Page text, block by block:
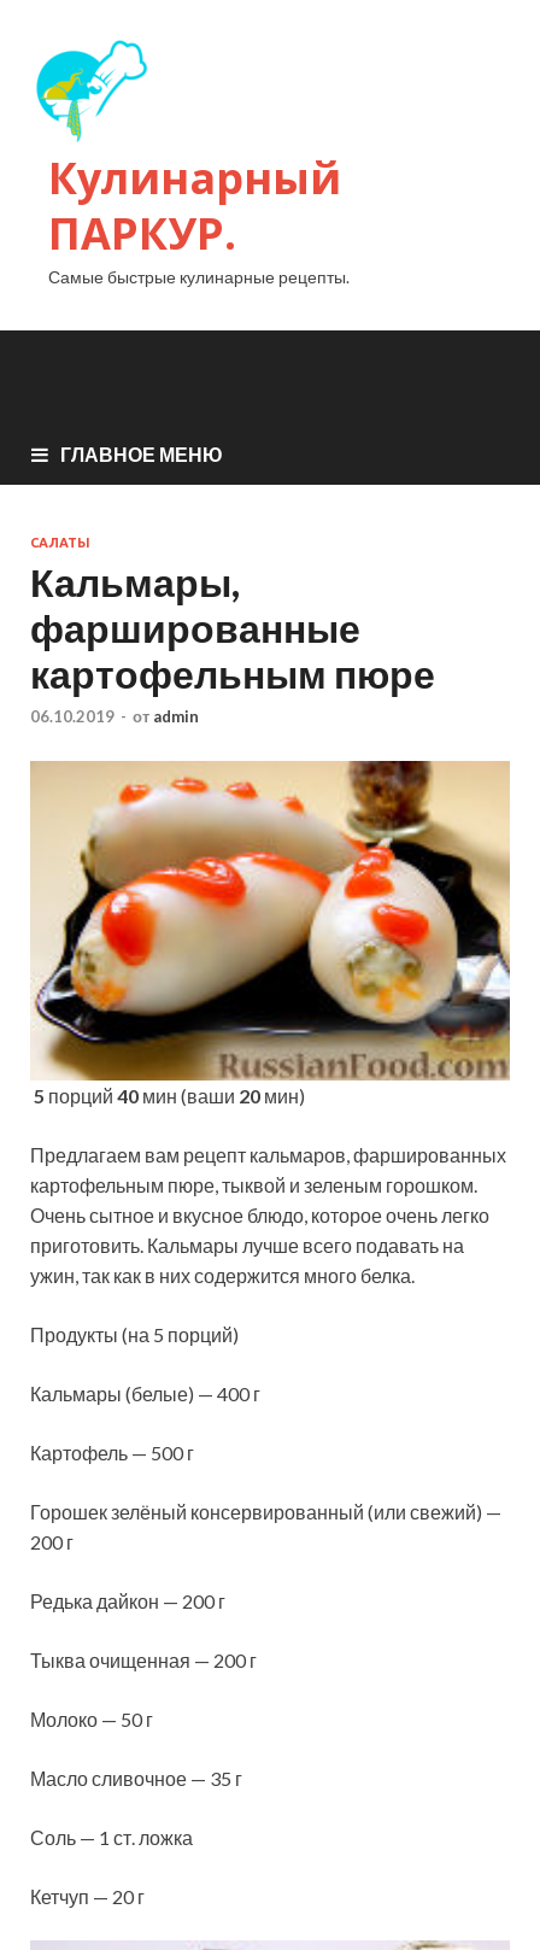
Кулинарный
ПАРКУР.
Самые быстрые кулинарные рецепты.
ГЛАВНОЕ МЕНЮ
САЛАТЫ
Кальмары,
фаршированные
картофельным пюре
06.10.2019 - от admin
5 порций 40 мин (ваши 20 мин)
Предлагаем вам рецепт кальмаров, фаршированных
картофельным пюре, тыквой и зеленым горошком.
Очень сытное и вкусное блюдо, которое очень легко
приготовить. Кальмары лучше всего подавать на
ужин, так как в них содержится много белка.
Продукты (на 5 порций)
Кальмары (белые) — 400 г
Картофель — 500 г
Горошек зелёный консервированный (или свежий) —
200 г
Редька дайкон — 200 г
Тыква очищенная — 200 г
Молоко — 50 г
Масло сливочное — 35 г
Соль — 1 ст. ложка
Кетчуп — 20 г